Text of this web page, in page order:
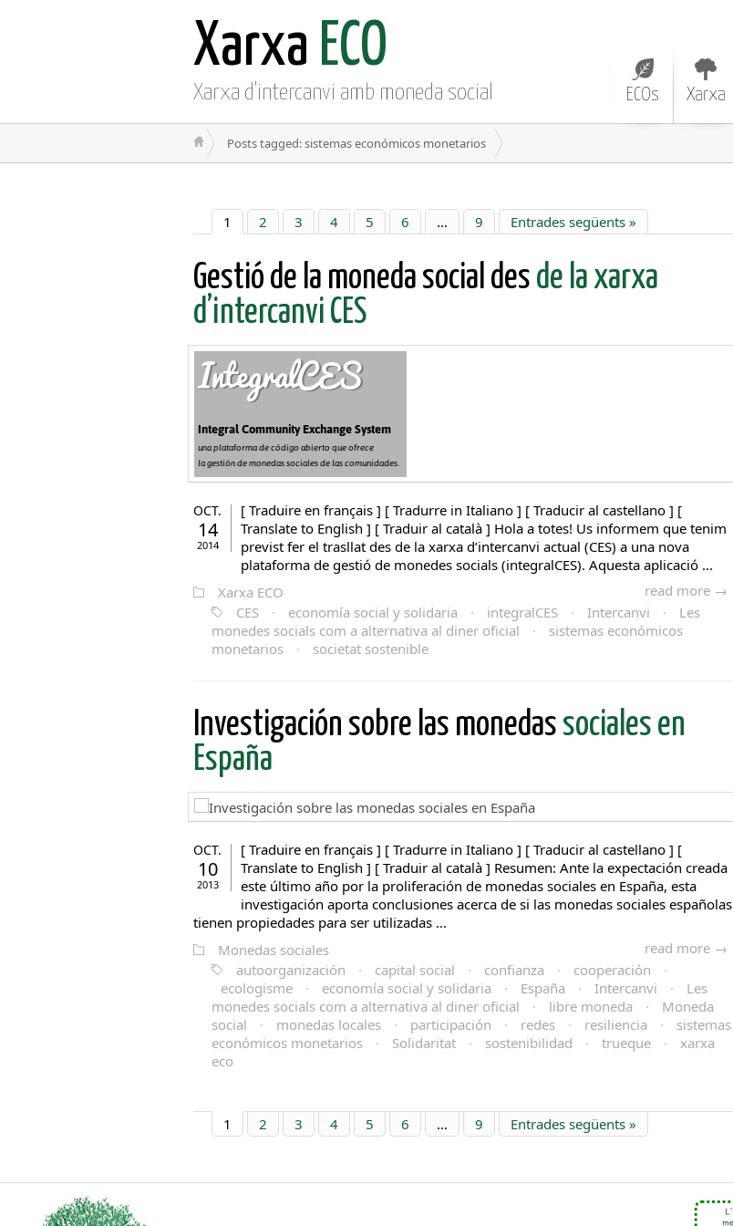
Xarxa ECO
Xarxa d'intercanvi amb moneda social ECOs Xarxa
Posts tagged: sistemas económicos monetarios
1 2 3 4 5 6 … 9 Entrades següents »
Gestió de la moneda social des de la xarxa
d’intercanvi CES
OCT.
14
2014
[ Traduire en français ] [ Tradurre in Italiano ] [ Traducir al castellano ] [
Translate to English ] [ Traduir al català ] Hola a totes! Us informem que tenim
previst fer el trasllat des de la xarxa d’intercanvi actual (CES) a una nova
plataforma de gestió de monedes socials (integralCES). Aquesta aplicació ...
read more →
Xarxa ECO
CES
· economía social y solidaria · integralCES · Intercanvi ·
Les
monedes socials com a alternativa al diner oficial
·
sistemas económicos
monetarios
· societat sostenible
Investigación sobre las monedas sociales en
España
OCT.
10
2013
[ Traduire en français ] [ Tradurre in Italiano ] [ Traducir al castellano ] [
Translate to English ] [ Traduir al català ] Resumen: Ante la expectación creada
este último año por la proliferación de monedas sociales en España, esta
investigación aporta conclusiones acerca de si las monedas sociales españolas
tienen propiedades para ser utilizadas ...
read more →
Monedas sociales
autoorganización
· capital social · confianza · cooperación
·
ecologisme
· economía social y solidaria · España · Intercanvi ·
Les
monedes socials com a alternativa al diner oficial
· libre moneda ·
Moneda
social
· monedas locales · participación · redes · resiliencia ·
sistemas
económicos monetarios
· Solidaritat · sostenibilidad · trueque ·
xarxa
eco
1 2 3 4 5 6 … 9 Entrades següents »